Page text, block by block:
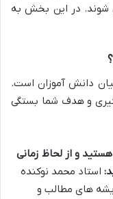
شوند. در این بخش به
دانش آموزان است.
و هدف شما بستگی
و از لحاظ زمانی
استاد محمد نوکنده
های مطالب و